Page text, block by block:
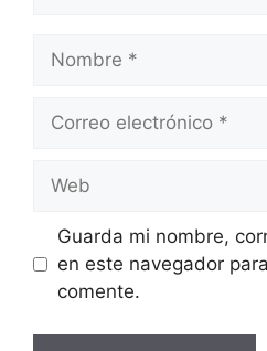
Nombre
Correo
Web
Guarda mi nombre,
en este navegador
comente.